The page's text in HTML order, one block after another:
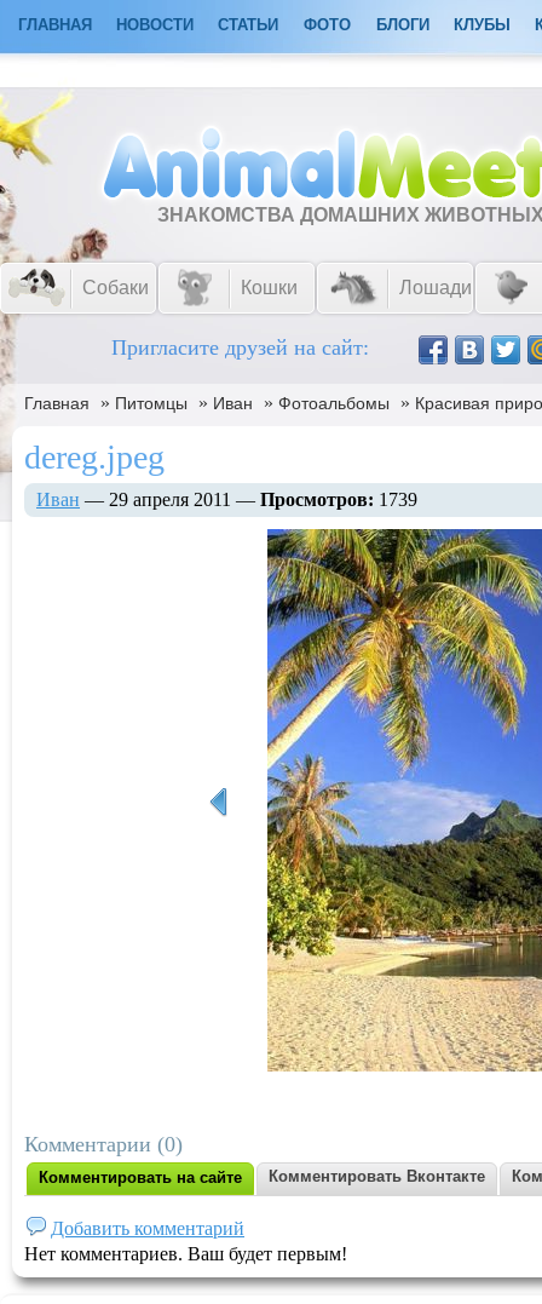
ГЛАВНАЯ НОВОСТИ СТАТЬИ ФОТО БЛОГИ КЛУБЫ
ЗНАКОМСТВА ДОМАШНИХ
Собаки Кошки Лошади
Пригласите друзей на сайт:
Главная » Питомцы » Ивaн » Фотоальбомы » Красивая
dereg.jpeg
Ивaн — 29 апреля 2011 — Просмотров: 1739
Комментарии (0)
Комментировать на сайте Комментировать Вконтакте
Добавить комментарий
Нет комментариев. Ваш будет первым!